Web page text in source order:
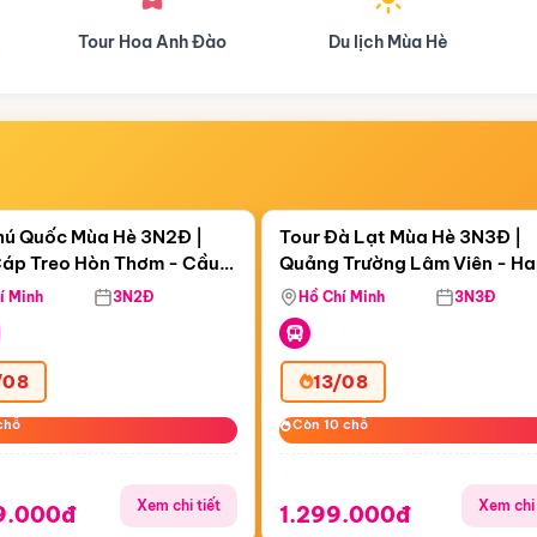
Du lịch Mùa Hè Du lịch Mùa Thu
01:55:04
Treo Hòn Thơm
Quốc Mùa Hè 3N2Đ |
Treo Hòn Thơm - Cầu
Viên Nước Aquatopia
Minh 3N2Đ
Xem chi tiết
Còn06 ngày 01:55:04
Tour Đà Lạt Mùa Hè 3N3Đ |
Quảng Trường Lâm Viên -
Hill - Puppy Farm
Hồ Chí Minh 3N3Đ
13/08
Còn 10 chỗ
Còn 10 chỗ
1.299.000đ Xem